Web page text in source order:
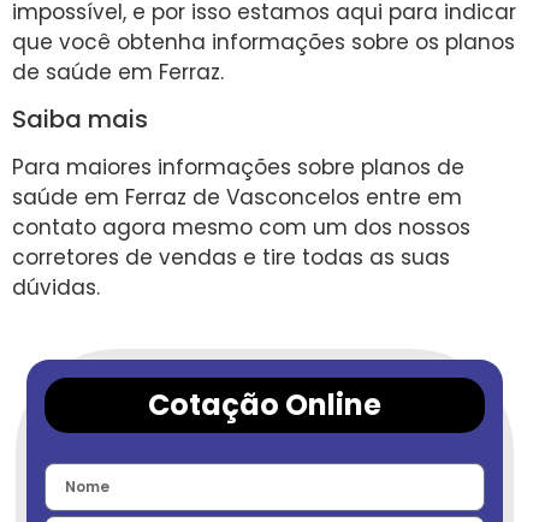
impossível, e por isso estamos aqui para indicar
que você obtenha informações sobre os planos
de saúde em Ferraz.
Saiba mais
Para maiores informações sobre planos de
saúde em Ferraz de Vasconcelos entre em
contato agora mesmo com um dos nossos
corretores de vendas e tire todas as suas
dúvidas.
Cotação Online